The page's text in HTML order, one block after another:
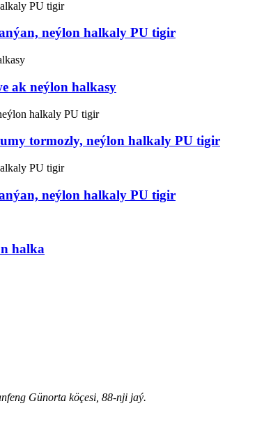
neýlon halkaly PU tigir
ak neýlon halkasy
tormozly, neýlon halkaly PU tigir
neýlon halkaly PU tigir
halka
Günorta köçesi, 88-nji jaý.